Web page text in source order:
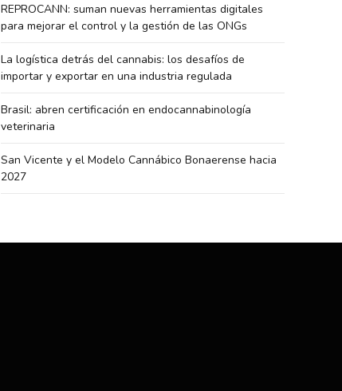
REPROCANN: suman nuevas herramientas digitales
para mejorar el control y la gestión de las ONGs
La logística detrás del cannabis: los desafíos de
importar y exportar en una industria regulada
Brasil: abren certificación en endocannabinología
veterinaria
San Vicente y el Modelo Cannábico Bonaerense hacia
2027